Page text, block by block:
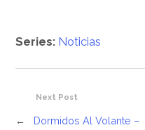
Series: Noticias
Next Post
←
Dormidos Al Volante –